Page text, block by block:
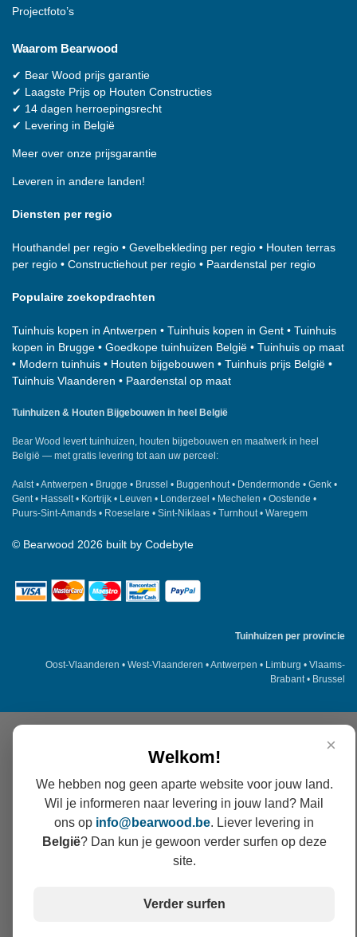
Projectfoto’s
Waarom Bearwood
✔ Bear Wood prijs garantie
✔ Laagste Prijs op Houten Constructies
✔ 14 dagen herroepingsrecht
✔ Levering in België
Meer over onze prijsgarantie
Leveren in andere landen!
Diensten per regio
Houthandel per regio • Gevelbekleding per regio • Houten terras
per regio • Constructiehout per regio • Paardenstal per regio
Populaire zoekopdrachten
Tuinhuis kopen in Antwerpen • Tuinhuis kopen in Gent • Tuinhuis
kopen in Brugge • Goedkope tuinhuizen België • Tuinhuis op maat
• Modern tuinhuis • Houten bijgebouwen • Tuinhuis prijs België •
Tuinhuis Vlaanderen • Paardenstal op maat
Tuinhuizen & Houten Bijgebouwen in heel België
Bear Wood levert tuinhuizen, houten bijgebouwen en maatwerk in heel
België — met gratis levering tot aan uw perceel:
Aalst•Antwerpen • Brugge • Brussel • Buggenhout• Dendermonde • Genk •
Gent• Hasselt• Kortrijk • Leuven • Londerzeel • Mechelen • Oostende •
Puurs-Sint-Amands • Roeselare • Sint-Niklaas • Turnhout• Waregem
© Bearwood 2026 built by Codebyte
Tuinhuizen per provincie
Oost-Vlaanderen • West-Vlaanderen •Antwerpen • Limburg • Vlaams-
Brabant• Brussel
×
Welkom!
We hebben nog geen aparte website voor jouw land.
Wil je informeren naar levering in jouw land? Mail
ons op info@ bearwood .be. Liever levering in
België? Dan kun je gewoon verder surfen op deze
site.
Verder surfen